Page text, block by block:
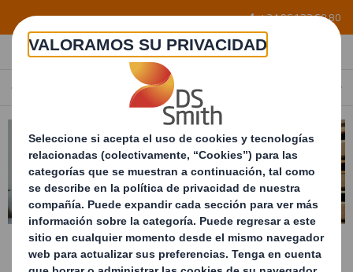
Skip to main content
EMBALAJE PARA EXPORTACIÓN
+34 96 122 60 80
ES